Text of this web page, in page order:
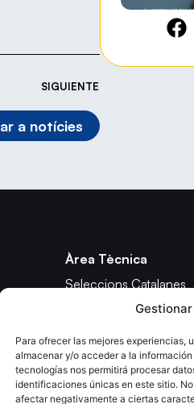
Para ofrecer las mejores experiencias,
almacenar y/o acceder a la
tecnologías nos permitirá procesar
identificaciones únicas en este sitio.
afectar negativamente a ciertas
SIGUIENTE
a notícies
Àrea Tècnica
Seleccions Catalanes
Seleccions Handbol
Tecnificació Territorial
CATH
Promoció